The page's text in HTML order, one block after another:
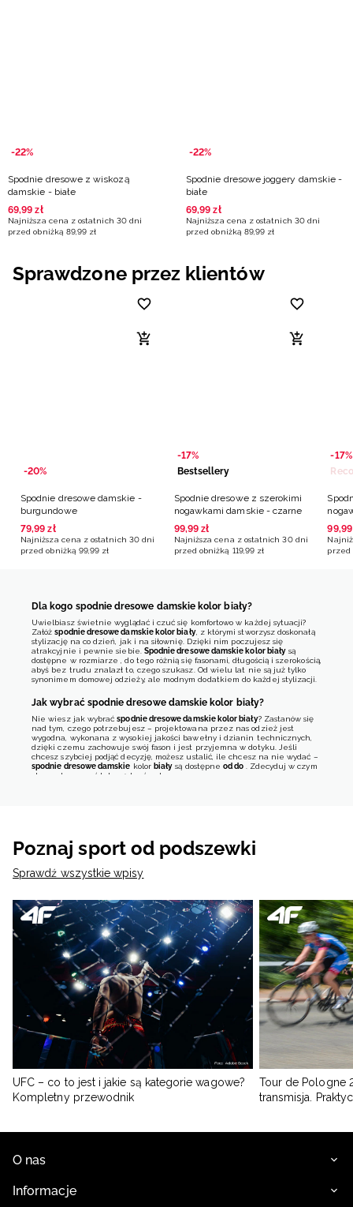
-22%
Spodnie dresowe z wiskozą
damskie - białe
69,99 zł
Najniższa cena z ostatnich 30 dni
przed obniżką 89,99 zł
-22%
Spodnie dresowe joggery damskie -
białe
69,99 zł
Najniższa cena z ostatnich 30 dni
przed obniżką 89,99 zł
Sprawdzone przez klientów
-20%
Spodnie dresowe damskie -
burgundowe
79,99 zł
Najniższa cena z ostatnich 30 dni
przed obniżką 99,99 zł
-17%
Bestsellery
Spodnie dresowe z szerokimi
nogawkami damskie - czarne
99,99 zł
Najniższa cena z ostatnich 30 dni
przed obniżką 119,99 zł
-17%
99,99
przed
Dla kogo spodnie dresowe damskie kolor biały?
Uwielbiasz świetnie wyglądać i czuć się komfortowo w każdej sytuacji?
Załóżspodnie dresowe damskie kolor biały, z którymi stworzysz doskonałą
stylizację na co dzień, jak i na siłownię. Dzięki nim poczujesz się
atrakcyjnie i pewnie siebie. Spodnie dresowe damskie kolor biały są
dostępne w rozmiarze, do tego różnią się fasonami, długością i szerokością,
abyś bez trudu znalazł to, czego szukasz. Od wielu lat nie są już tylko
synonimem domowej odzieży, ale modnym dodatkiem do każdej stylizacji.
Jak wybrać spodnie dresowe damskie kolor biały?
Nie wiesz jak wybraćspodnie dresowe damskie kolor biały? Zastanów się
nad tym, czego potrzebujesz – projektowana przez nas odzież jest
wygodna, wykonana z wysokiej jakości bawełny i dzianin technicznych,
dzięki czemu zachowuje swój fason i jest przyjemna w dotyku. Jeśli
chcesz szybciej podjąć decyzję, możesz ustalić, ile chcesz na nie wydać –
spodnie dresowe damskie kolor biały są dostępneoddo . Zdecyduj w czym
chcesz trenować lub spędzać wolny czas.
Poznaj sport od podszewki
Sprawdź wszystkie wpisy
UFC – co to jest i jakie są kategorie wagowe?
Kompletny przewodnik
Tour de Pologne
transmisja.
O nas
Informacje